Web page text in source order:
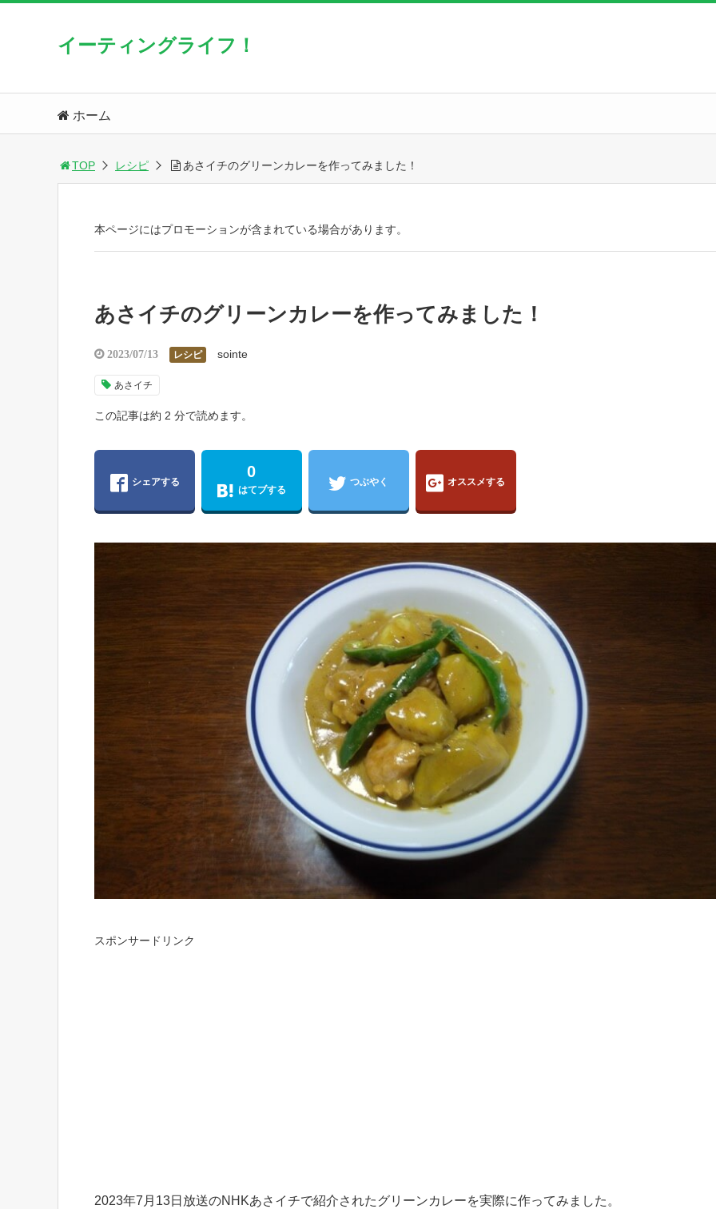
イーティングライフ！
ホーム
TOP レシピ あさイチのグリーンカレーを作ってみました！
本ページにはプロモーションが含まれている場合があります。
あさイチのグリーンカレーを作ってみました！
2023/07/13 レシピ sointe
あさイチ
この記事は約 2 分で読めます。
シェアする
0
はてブする
つぶやく オススメする
スポンサードリンク
2023年7月13日放送のNHKあさイチで紹介されたグリーンカレーを実際に作ってみました。